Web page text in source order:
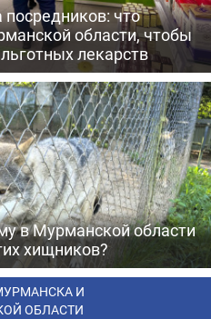
что
области, чтобы
лекарств
в Мурманской области
хищников?
И
ОБЛАСТИ